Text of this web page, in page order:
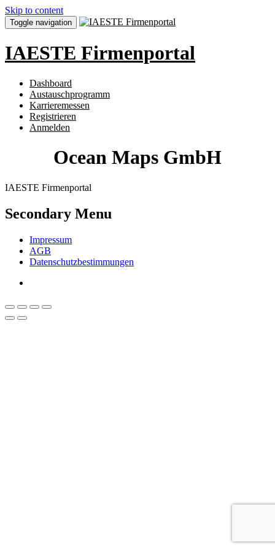
Skip to content
Toggle navigation
IAESTE Firmenportal
Dashboard
Austauschprogramm
Karrieremessen
Registrieren
Anmelden
Ocean Maps GmbH
IAESTE Firmenportal
Secondary Menu
Impressum
AGB
Datenschutzbestimmungen